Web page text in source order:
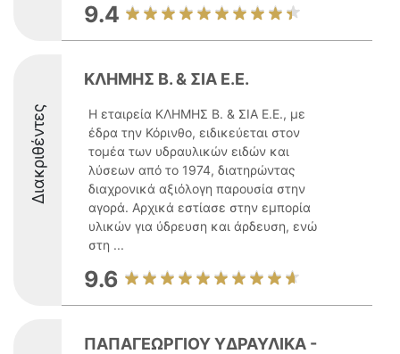
9.4
Διακριθέντες
ΚΛΗΜΗΣ Β. & ΣΙΑ Ε.Ε.
Η εταιρεία ΚΛΗΜΗΣ Β. & ΣΙΑ Ε.Ε., με
έδρα την Κόρινθο, ειδικεύεται στον
τομέα των υδραυλικών ειδών και
λύσεων από το 1974, διατηρώντας
διαχρονικά αξιόλογη παρουσία στην
αγορά. Αρχικά εστίασε στην εμπορία
υλικών για ύδρευση και άρδευση, ενώ
στη ...
9.6
ΠΑΠΑΓΕΩΡΓΙΟΥ ΥΔΡΑΥΛΙΚΑ -